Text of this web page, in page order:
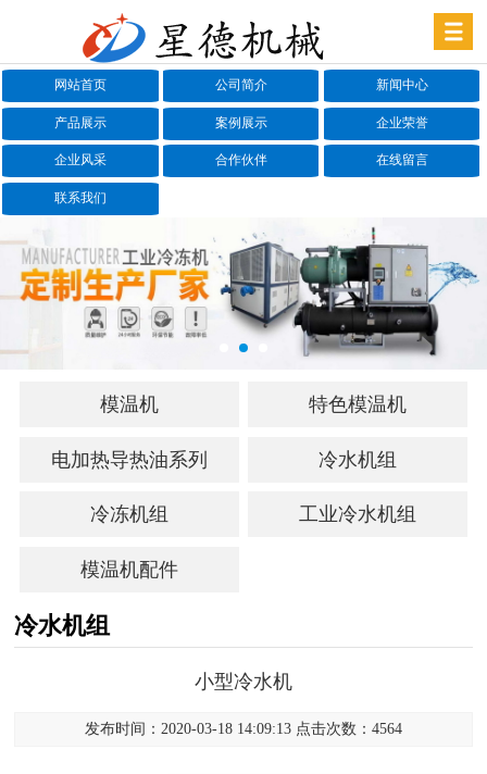
网站首页 公司简介 新闻中心
产品展示 案例展示 企业荣誉
企业风采 合作伙伴 在线留言
联系我们
模温机 特色模温机
电加热导热油系列 冷水机组
冷冻机组 工业冷水机组
模温机配件
冷水机组
小型冷水机
发布时间：2020-03-18 14:09:13 点击次数：4564